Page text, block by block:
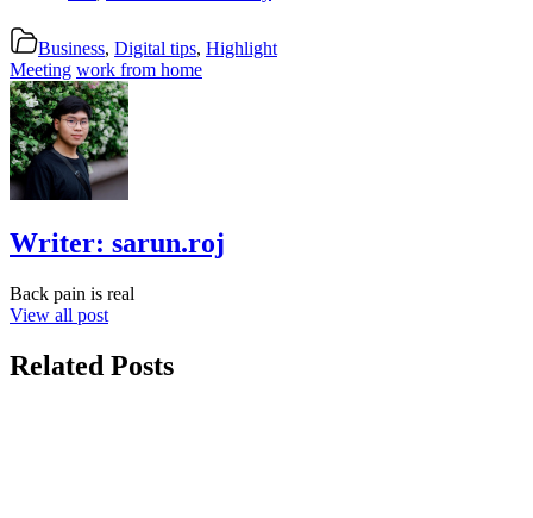
Business, Digital tips, Highlight
Meeting work from home
Writer: sarun.roj
Back pain is real
View all post
Related Posts